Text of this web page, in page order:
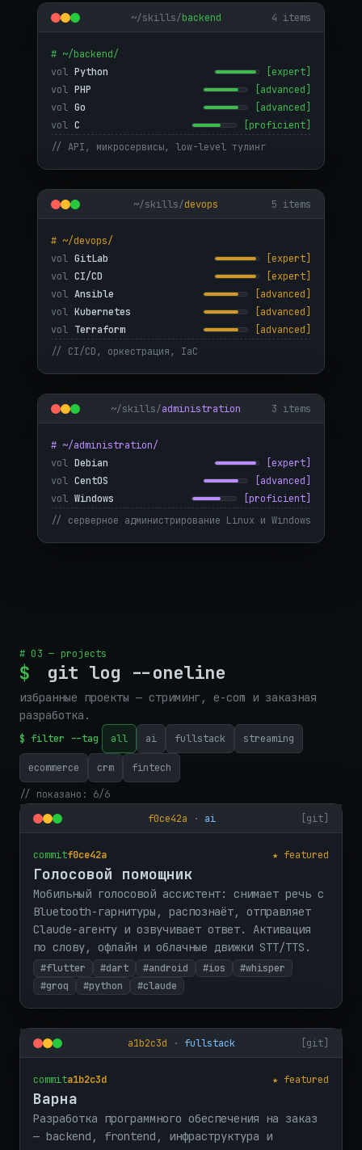
~/skills/backend 4 items
# ~/backend/
vol Python
[expert]
vol PHP
[advanced]
vol Go
[advanced]
vol C
[proficient]
// API, микросервисы, low-level тулинг
~/skills/devops 5 items
# ~/devops/
vol GitLab
[expert]
vol CI/CD
[expert]
vol Ansible
[advanced]
vol Kubernetes
[advanced]
vol Terraform
[advanced]
// CI/CD, оркестрация, IaC
~/skills/administration 3 items
# ~/administration/
vol Debian
[expert]
vol CentOS
[advanced]
vol Windows
[proficient]
// серверное администрирование Linux и Windows
# 03 — projects
$ git log --oneline
избранные проекты — стриминг, e-com и заказная
разработка.
$ filter --tag all ai fullstack streaming
ecommerce crm fintech
// показано: 6/6
f0ce42a · ai [git]
commitf0ce42a ★ featured
Голосовой помощник
Мобильный голосовой ассистент: снимает речь с
Bluetooth-гарнитуры, распознаёт, отправляет
Claude-агенту и озвучивает ответ. Активация
по слову, офлайн и облачные движки STT/TTS.
#flutter #dart #android #ios
#whisper
#groq
#python #claude
a1b2c3d · fullstack [git]
commita1b2c3d ★ featured
Варна
Разработка программного обеспечения на заказ
— backend, frontend, инфраструктура и